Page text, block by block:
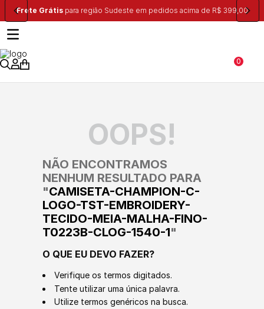
Frete Grátispara região Sudeste em pedidos acima de R$ 399,00
0
OOPS!
NÃO ENCONTRAMOS
NENHUM RESULTADO PARA
"CAMISETA-CHAMPION-C-
LOGO-TST-EMBROIDERY-
TECIDO-MEIA-MALHA-FINO-
T0223B-CLOG-1540-1"
O QUE EU DEVO FAZER?
Verifique os termos digitados.
Tente utilizar uma única palavra.
Utilize termos genéricos na busca.